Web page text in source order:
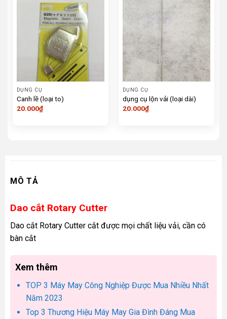
DỤNG CỤ
Canh lề (loại to)
20.000₫
DỤNG CỤ
dụng cụ lộn vải (loại dài)
20.000₫
MÔ TẢ
Dao cắt Rotary Cutter
Dao cắt Rotary Cutter cắt được mọi chất liệu vải, cần có
bàn cắt
Xem thêm
TOP 3 Máy May Công Nghiệp Được Mua Nhiều Nhất
Năm 2023
Top 3 Thương Hiệu Máy May Gia Đình Đáng Mua